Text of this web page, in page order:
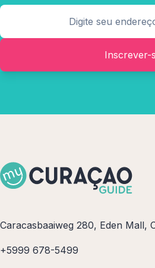
Inscrever-
Caracasbaaiweg 280, Eden Mall,
+5999 678-5499